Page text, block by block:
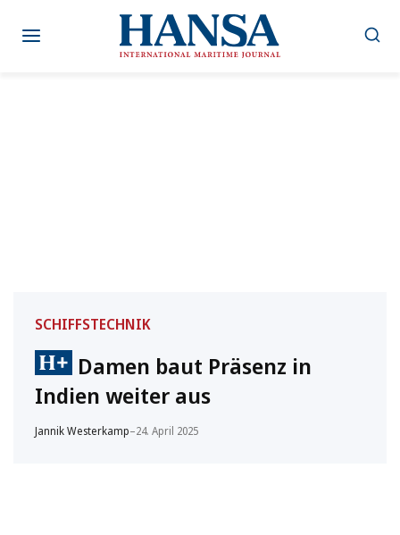
Inhalt
SCHIFFSTECHNIK
Damen baut Präsenz in
Indien weiter aus
Jannik Westerkamp–24. April 2025